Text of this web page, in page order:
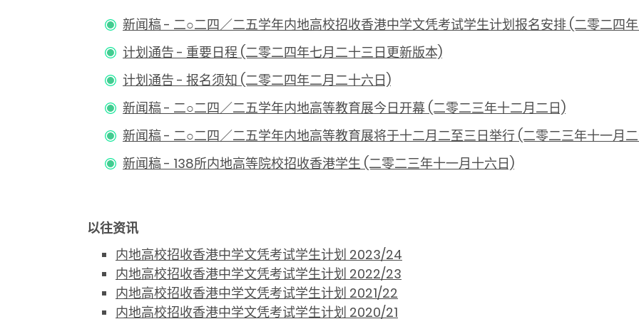
新闻稿 - 二○二四／二五学年内地高校招收香港中学文凭考试学生计划报名安排 (二零二四
计划通告 - 重要日程 (二零二四年七月二十三日更新版本)
计划通告 - 报名须知 (二零二四年二月二十六日)
新闻稿 - 二○二四／二五学年内地高等教育展今日开幕 (二零二三年十二月二日)
新闻稿 - 二○二四／二五学年内地高等教育展将于十二月二至三日举行 (二零二三年十一月
新闻稿 - 138所内地高等院校招收香港学生 (二零二三年十一月十六日)
以往资讯
内地高校招收香港中学文凭考试学生计划 2023/24
内地高校招收香港中学文凭考试学生计划 2022/23
内地高校招收香港中学文凭考试学生计划 2021/22
内地高校招收香港中学文凭考试学生计划 2020/21